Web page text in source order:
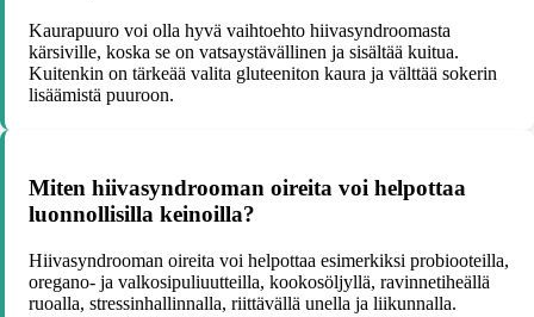
Kaurapuuro voi olla hyvä vaihtoehto hiivasyndroomasta
kärsiville, koska se on vatsaystävällinen ja sisältää kuitua.
Kuitenkin on tärkeää valita gluteeniton kaura ja välttää sokerin
lisäämistä puuroon.
Miten hiivasyndrooman oireita voi helpottaa
luonnollisilla keinoilla?
Hiivasyndrooman oireita voi helpottaa esimerkiksi probiooteilla,
oregano- ja valkosipuliuutteilla, kookosöljyllä, ravinnetiheällä
ruoalla, stressinhallinnalla, riittävällä unella ja liikunnalla.